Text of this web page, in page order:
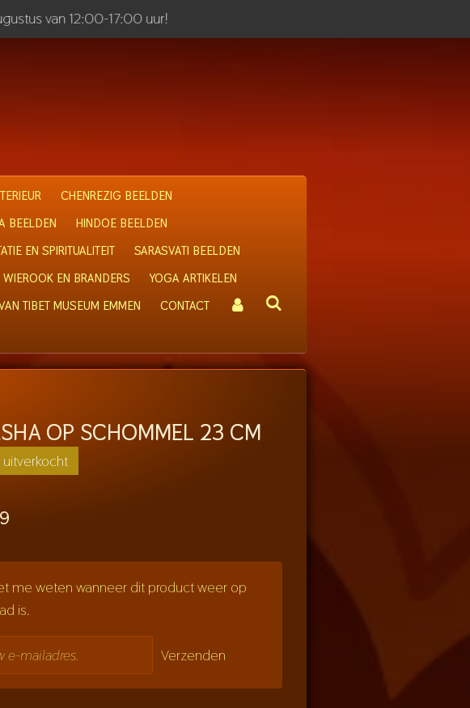
van 12:00-17:00 uur!
CHENREZIG BEELDEN
BEELDEN
HINDOE BEELDEN
EN SPIRITUALITEIT
SARASVATI BEELDEN
WIEROOK EN BRANDERS
YOGA ARTIKELEN
TIBET MUSEUM EMMEN CONTACT
OP SCHOMMEL 23 CM
uitverkocht
me weten wanneer dit product weer op
is.
Verzenden